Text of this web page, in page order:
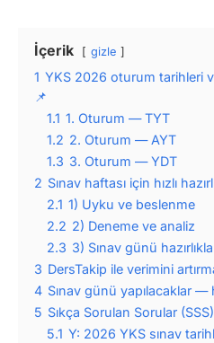
İçerik gizle
1 YKS 2026 oturum tarihleri
📌
1.1 1. Oturum — TYT
1.2 2. Oturum — AYT
1.3 3. Oturum — YDT
2 Sınav haftası için hızlı
2.1 1) Uyku ve beslenme
2.2 2) Deneme ve analiz
2.3 3) Sınav günü
3 DersTakip ile verimini
4 Sınav günü yapılacaklar —
5 Sıkça Sorulan Sorular (SSS)
5.1 Y: 2026 YKS sınav